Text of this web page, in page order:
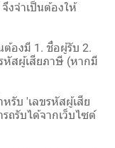
งจำเป็นต้องให้
ต้องมี 1. ชื่อผู้รับ 2.
หัสผู้เสียภาษี (หากมี
รับ 'เลขรหัสผู้เสีย
รับได้จากเว็บไซต์